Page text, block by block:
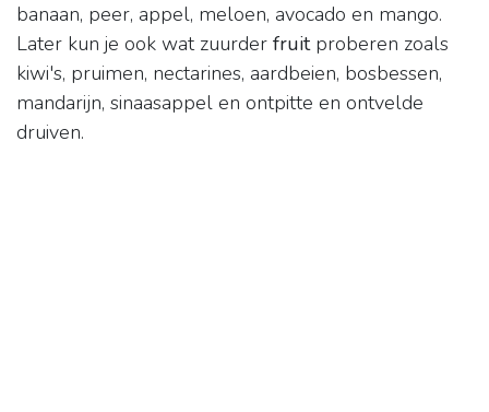
banaan, peer, appel, meloen, avocado en mango.
Later kun je ook wat zuurder fruitproberen zoals
kiwi's, pruimen, nectarines, aardbeien, bosbessen,
mandarijn, sinaasappel en ontpitte en ontvelde
druiven.